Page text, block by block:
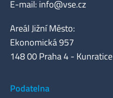
E-mail: info@vse.cz
Areál Jižní Město:
Ekonomická 957
148 00 Praha 4 - Kunratice
Podatelna